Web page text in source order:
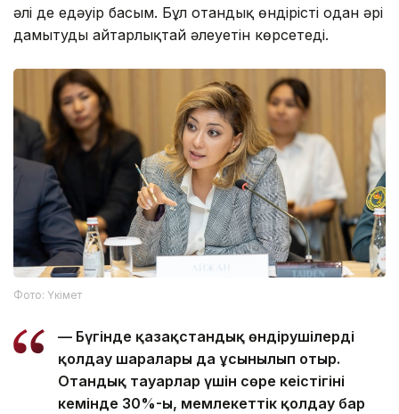
әлі де едәуір басым. Бұл отандық өндірісті одан әрі
дамытудың айтарлықтай әлеуетін көрсетеді.
Фото: Үкімет
— Бүгінде қазақстандық өндірушілерді
қолдау шаралары да ұсынылып отыр.
Отандық тауарлар үшін сөре кеңістігінің
кемінде 30%-ы, мемлекеттік қолдау бар